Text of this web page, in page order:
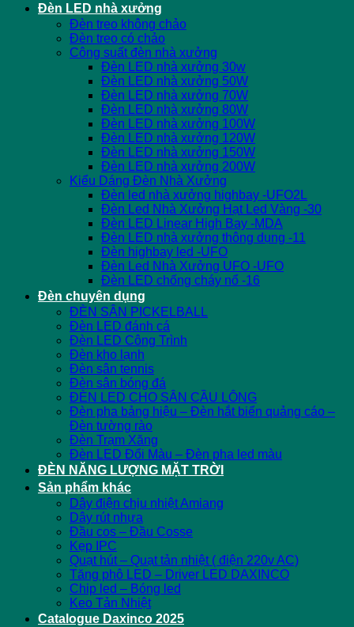
Đèn LED nhà xưởng
Đèn treo không chảo
Đèn treo có chảo
Công suất đèn nhà xưởng
Đèn LED nhà xưởng 30w
Đèn LED nhà xưởng 50W
Đèn LED nhà xưởng 70W
Đèn LED nhà xưởng 80W
Đèn LED nhà xưởng 100W
Đèn LED nhà xưởng 120W
Đèn LED nhà xưởng 150W
Đèn LED nhà xưởng 200W
Kiểu Dáng Đèn Nhà Xưởng
Đèn led nhà xưởng highbay -UFO2L
Đèn Led Nhà Xưởng Hạt Led Vàng -30
Đèn LED Linear High Bay -MDA
Đèn LED nhà xưởng thông dụng -11
Đèn highbay led -UFO
Đèn Led Nhà Xưởng UFO -UFO
Đèn LED chống cháy nổ -16
Đèn chuyên dụng
ĐÈN SÂN PICKELBALL
Đèn LED đánh cá
Đèn LED Công Trình
Đèn kho lạnh
Đèn sân tennis
Đèn sân bóng đá
ĐÈN LED CHO SÂN CẦU LÔNG
Đèn pha bảng hiệu – Đèn hắt biển quảng cáo –
Đèn tường rào
Đèn Trạm Xăng
Đèn LED Đổi Màu – Đèn pha led màu
ĐÈN NĂNG LƯỢNG MẶT TRỜI
Sản phẩm khác
Dây điện chịu nhiệt Amiang
Dây rút nhựa
Đầu cos – Đầu Cosse
Kẹp IPC
Quạt hút – Quạt tản nhiệt ( điện 220v AC)
Tăng phô LED – Driver LED DAXINCO
Chip led – Bóng led
Keo Tản Nhiệt
Catalogue Daxinco 2025